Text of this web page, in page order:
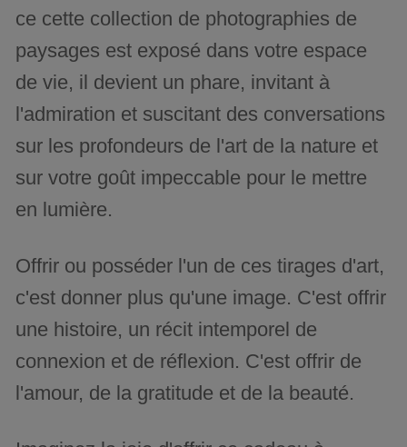
ce cette collection de photographies de
paysages est exposé dans votre espace
de vie, il devient un phare, invitant à
l'admiration et suscitant des conversations
sur les profondeurs de l'art de la nature et
sur votre goût impeccable pour le mettre
en lumière.
Offrir ou posséder l'un de ces tirages d'art,
c'est donner plus qu'une image. C'est offrir
une histoire, un récit intemporel de
connexion et de réflexion. C'est offrir de
l'amour, de la gratitude et de la beauté.